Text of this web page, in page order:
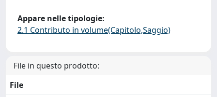
Appare nelle tipologie:
2.1 Contributo in volume(Capitolo,Saggio)
File in questo prodotto:
File